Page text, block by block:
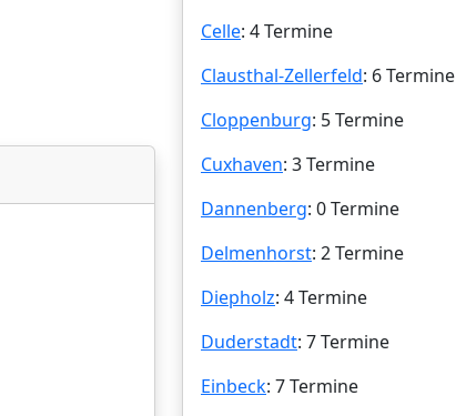
Celle: 4 Termine
Clausthal-Zellerfeld: 6 Termine
Cloppenburg: 5 Termine
Cuxhaven: 3 Termine
Dannenberg: 0 Termine
Delmenhorst: 2 Termine
Diepholz: 4 Termine
Duderstadt: 7 Termine
Einbeck: 7 Termine